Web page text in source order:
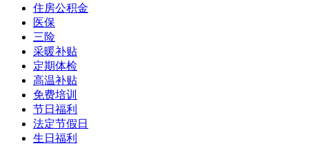
住房公积金
医保
三险
采暖补贴
定期体检
高温补贴
免费培训
节日福利
法定节假日
生日福利